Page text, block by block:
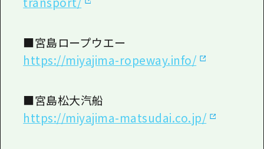
■宮島ロープウエー
https://miyajima-ropeway.info/
■宮島松大汽船
https://miyajima-matsudai.co.jp/